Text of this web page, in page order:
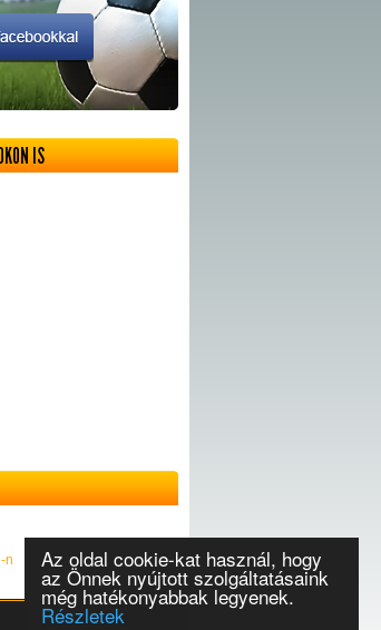
Az oldal cookie-kat használ, hogy
az Önnek nyújtott szolgáltatásaink
még hatékonyabbak legyenek.
Részletek
IS
n